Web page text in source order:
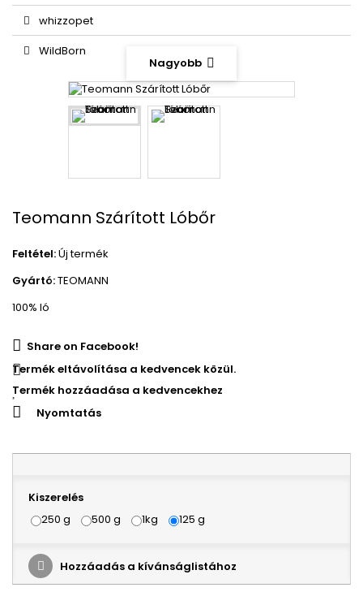
whizzopet
WildBorn
Nagyobb
Teomann Szárított Lóbőr
Feltétel:Új termék
Gyártó:TEOMANN
100% ló
Share on Facebook!
Termék eltávolítása a kedvencek közül.
Termék hozzáadása a kedvencekhez
Nyomtatás
Kiszerelés
250 g
500 g 1kg 125 g
Hozzáadás a kívánságlistához